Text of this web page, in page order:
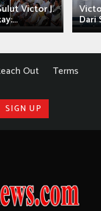
Victor J.
Dari
Out
Terms